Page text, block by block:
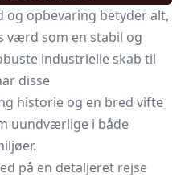
og opbevaring betyder alt,
værd som en stabil og
industrielle skab til
disse
historie og en bred vifte
uundværlige i både
på en detaljeret rejse